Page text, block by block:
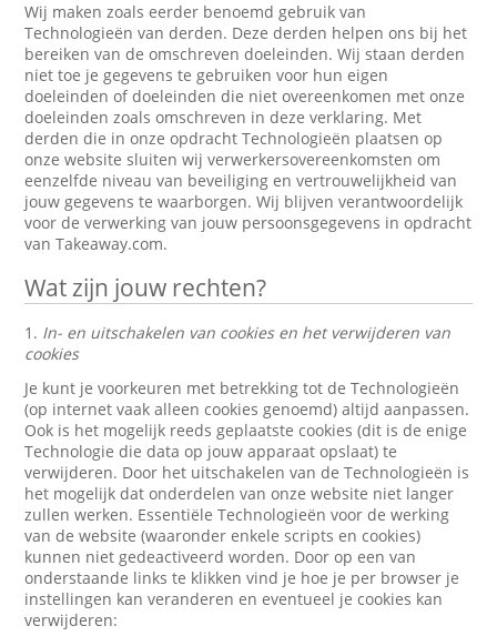
Wij maken zoals eerder benoemd gebruik van
Technologieën van derden. Deze derden helpen ons bij het
bereiken van de omschreven doeleinden. Wij staan derden
niet toe je gegevens te gebruiken voor hun eigen
doeleinden of doeleinden die niet overeenkomen met onze
doeleinden zoals omschreven in deze verklaring. Met
derden die in onze opdracht Technologieën plaatsen op
onze website sluiten wij verwerkersovereenkomsten om
eenzelfde niveau van beveiliging en vertrouwelijkheid van
jouw gegevens te waarborgen. Wij blijven verantwoordelijk
voor de verwerking van jouw persoonsgegevens in opdracht
van Takeaway.com.
Wat zijn jouw rechten?
1. In- en uitschakelen van cookies en het verwijderen van
cookies
Je kunt je voorkeuren met betrekking tot de Technologieën
(op internet vaak alleen cookies genoemd) altijd aanpassen.
Ook is het mogelijk reeds geplaatste cookies (dit is de enige
Technologie die data op jouw apparaat opslaat) te
verwijderen. Door het uitschakelen van de Technologieën is
het mogelijk dat onderdelen van onze website niet langer
zullen werken. Essentiële Technologieën voor de werking
van de website (waaronder enkele scripts en cookies)
kunnen niet gedeactiveerd worden. Door op een van
onderstaande links te klikken vind je hoe je per browser je
instellingen kan veranderen en eventueel je cookies kan
verwijderen: